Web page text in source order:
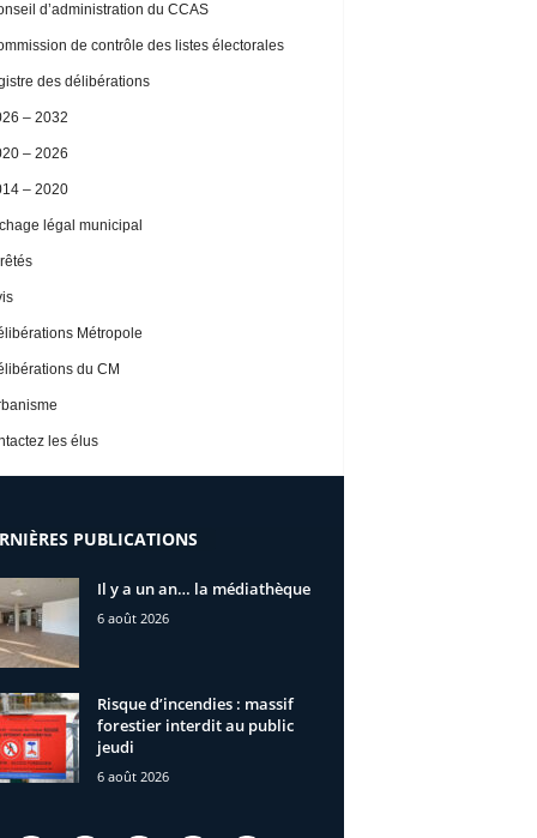
d’administration du CCAS
de contrôle des listes électorales
des délibérations
– 2032
– 2026
– 2020
légal municipal
Métropole
du CM
les élus
PUBLICATIONS
Il y a un an… la médiathèque
6 août 2026
Risque d’incendies : massif
forestier interdit au public
jeudi
6 août 2026